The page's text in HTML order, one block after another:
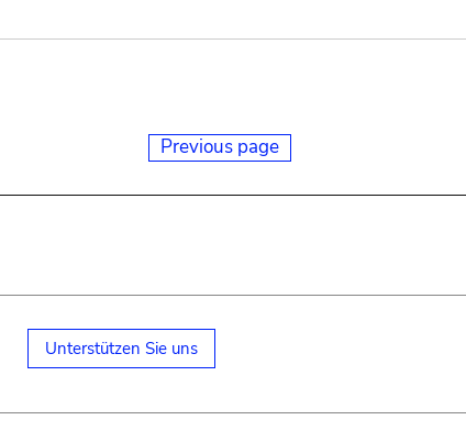
Previous page
Unterstützen Sie uns